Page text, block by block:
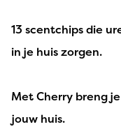
13 scentchips die
in je huis zorgen.
Met Cherry breng
jouw huis.